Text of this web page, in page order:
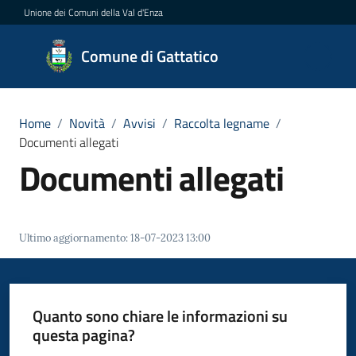
Vai al contenuto
Vai alla navigazione
Vai al footer
Unione dei Comuni della Val d'Enza
Comune di Gattatico
Comune
di
Amministrazione
Menu selezionato
Servizi
Comune
Home / Novità / Avvisi / Raccolta legname /
Documenti allegati
Documenti allegati
Ultimo aggiornamento:18-07-2023 13:00
Quanto sono chiare le informazioni su
questa pagina?